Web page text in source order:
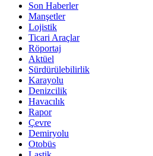
Son Haberler
Manşetler
Lojistik
Ticari Araçlar
Röportaj
Aktüel
Sürdürülebilirlik
Karayolu
Denizcilik
Havacılık
Rapor
Çevre
Demiryolu
Otobüs